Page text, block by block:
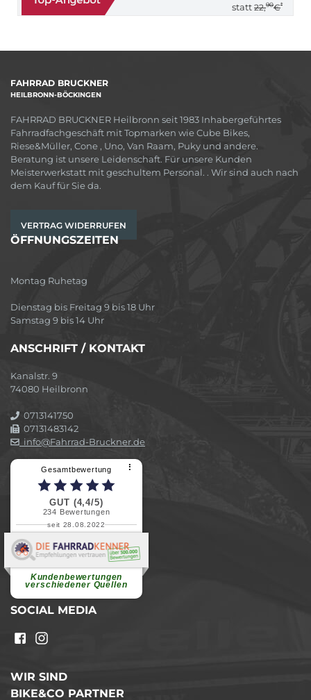
statt 22,90€*
FAHRRAD BRUCKNER
HEILBRONN-BÖCKINGEN
FAHRRAD BRUCKNER Heilbronn seit 1983 Inhabergeführtes
Fahrradfachgeschäft mit Topmarken wie Cube Bikes,
Riese&Müller, Cone , Uno, Van Raam, Puky und andere.
Beratung ist unsere Leidenschaft. Für unsere Kunden
Meisterwerkstatt mit geschultem Personal. . Wir sind auch nach
dem Kauf für Sie da.
VERTRAG WIDERRUFEN
ÖFFNUNGSZEITEN
Montag Ruhetag
Dienstag bis Freitag 9 bis 18 Uhr
Samstag 9 bis 14 Uhr
ANSCHRIFT / KONTAKT
Kanalstr. 9
74080 Heilbronn
0713141750
07131483142
info@Fahrrad-Bruckner.de
Gesamtbewertung ⠇
GUT (4,4/5)
234 Bewertungen
seit 28.08.2022
Kundenbewertungen
verschiedener Quellen
Elvira B.
Superschnelle und freundliche
weiterlesen
SOCIAL MEDIA
WIR SIND
BIKE&CO PARTNER